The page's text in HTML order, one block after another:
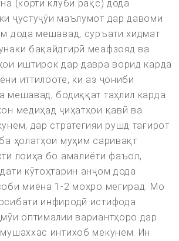
(корти клуби рақс) дода
ҷустуҷӯи маълумот дар давоми
дода мешавад, суръати хидмат
бақайдгирӣ меафзояд ва
иштирок дар давра ворид карда
иттилооте, ки аз ҷониби
мешавад, бодиққат таҳлил карда
медиҳад ҷиҳатҳои қавӣ ва
дар стратегияи рушд тағирот
ҳолатҳои муҳим саривақт
лоиҳа бо амалиёти фаъол,
кӯтоҳтарин анҷом дода
миёна 1-2 моҳро мегирад. Мо
инфиродӣ истифода
оптималии вариантҳоро дар
интихоб мекунем. Ин